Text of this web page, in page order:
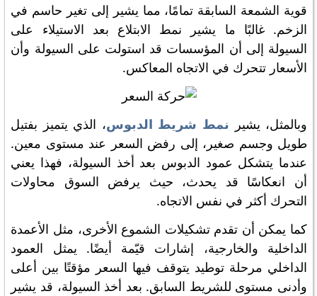
قوية الشمعة السابقة تمامًا، مما يشير إلى تغير حاسم في
الزخم. غالبًا ما يشير نمط الابتلاع بعد الاستيلاء على
السيولة إلى أن المؤسسات قد استولت على السيولة وأن
الأسعار تتحرك في الاتجاه المعاكس.
وبالمثل، يشير نمط شريط الدبوس، الذي يتميز بفتيل
طويل وجسم صغير، إلى رفض السعر عند مستوى معين.
عندما يتشكل عمود الدبوس بعد أخذ السيولة، فهذا يعني
أن انعكاسًا قد يحدث، حيث يرفض السوق محاولات
التحرك أكثر في نفس الاتجاه.
كما يمكن أن تقدم تشكيلات الشموع الأخرى، مثل الأعمدة
الداخلية والخارجية، إشارات قيّمة أيضًا. يمثل العمود
الداخلي مرحلة توطيد يتوقف فيها السعر مؤقتًا بين أعلى
وأدنى مستوى للشريط السابق. بعد أخذ السيولة، قد يشير